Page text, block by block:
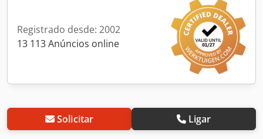
Registrado desde: 2002
13 113 Anúncios online
Solicitar Ligar